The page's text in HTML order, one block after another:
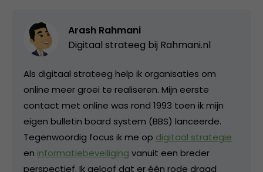
Arash Rahmani
Digitaal strateeg bij Rahmani.nl
Als digitaal strateeg help ik organisaties om
online meer groei te realiseren. Mijn eerste
contact met online was rond 1993 toen ik mijn
eigen bulletin board system (BBS) lanceerde.
Tegenwoordig focus ik me op digitaal strategie
en informatiebeveiliging vanuit een breder
perspectief. Ik geloof dat er één rode draad